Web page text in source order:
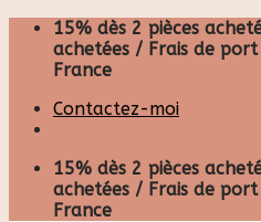
Skip
content
15% dès 2 pièces
achetées / Frais de
France
Contactez-moi
15% dès 2 pièces
achetées / Frais de
France